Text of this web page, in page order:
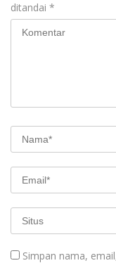
ditandai *
Simpan nama,